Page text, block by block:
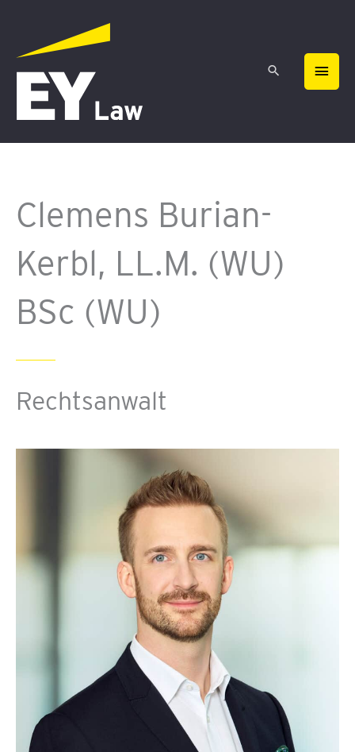
springen
Clemens Burian-
Kerbl, LL.M. (WU)
BSc (WU)
Rechtsanwalt